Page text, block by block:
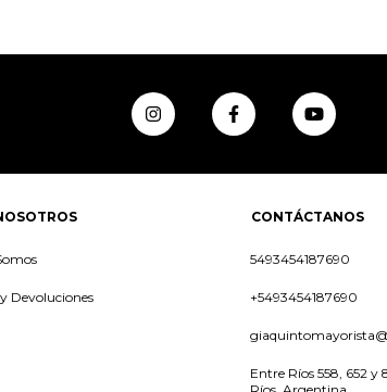
Devoluciones
CONTÁCTANOS
5493454187690
+5493454187690
Entre Ríos 558, 652 y